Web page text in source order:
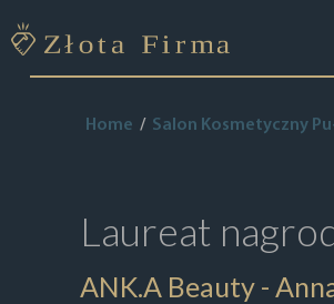
Home Salon Kosmetyczny
Laureat
ANK.A Beauty -